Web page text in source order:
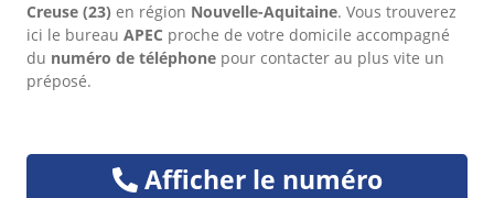
Creuse (23) en région Nouvelle-Aquitaine. Vous trouverez
ici le bureau APEC proche de votre domicile accompagné
du numéro de téléphone pour contacter au plus vite un
préposé.
Afficher le numéro